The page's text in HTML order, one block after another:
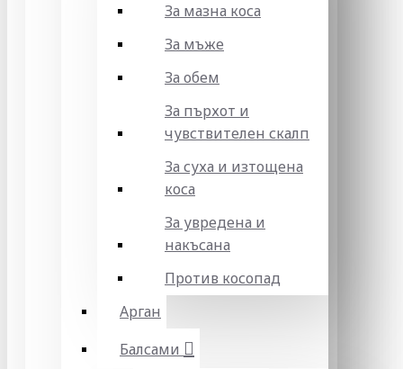
За мазна коса
За мъже
За обем
За пърхот и
чувствителен скалп
За суха и изтощена
коса
За увредена и
накъсана
Против косопад
Арган
Балсами